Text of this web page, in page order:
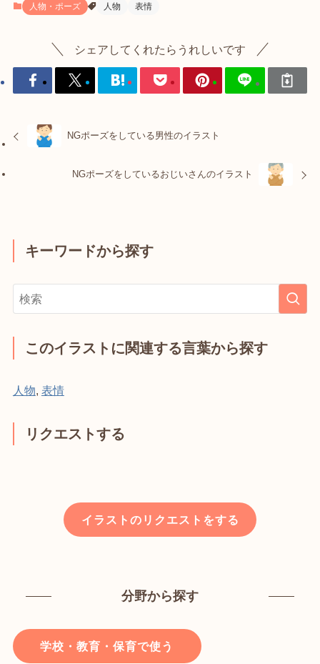
人物・ポーズ 人物 表情
シェアしてくれたらうれしいです
NGポーズをしている男性のイラスト
NGポーズをしているおじいさんのイラスト
キーワードから探す
このイラストに関連する言葉から探す
人物 表情
リクエストする
イラストのリクエストをする
分野から探す
学校・教育・保育で使う